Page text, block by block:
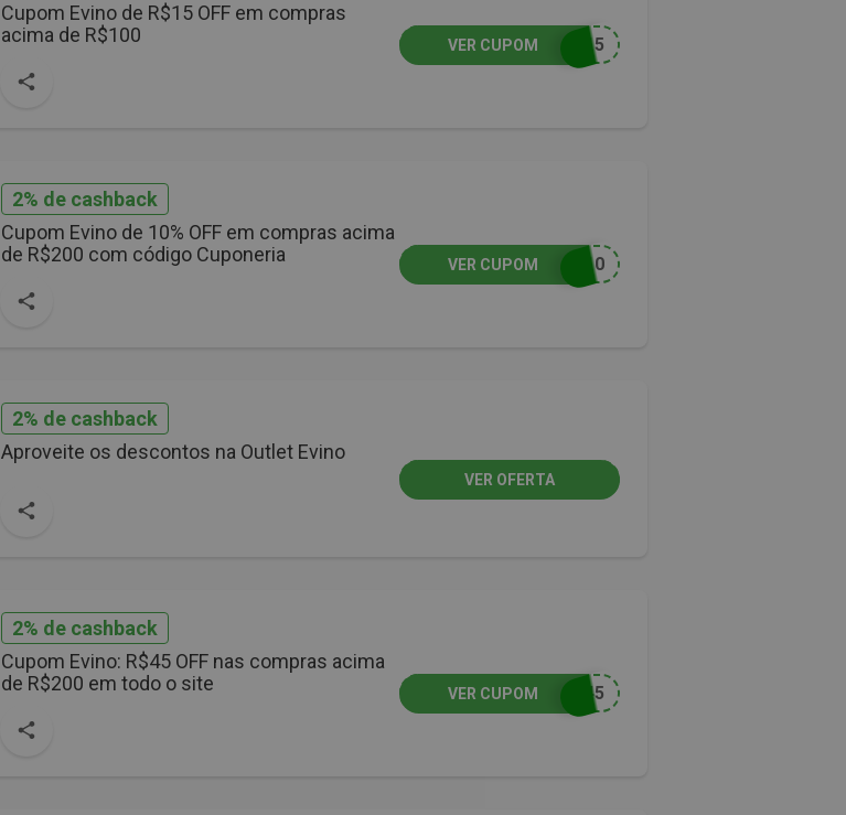
Cupom Evino de R$15 OFF em compras
acima de R$100
O15
VER CUPOM
2% de cashback
Cupom Evino de 10% OFF em compras acima
de R$200 com código Cuponeria
A10
VER CUPOM
2% de cashback
Aproveite os descontos na Outlet Evino
VER OFERTA
2% de cashback
Cupom Evino: R$45 OFF nas compras acima
de R$200 em todo o site
O45
VER CUPOM